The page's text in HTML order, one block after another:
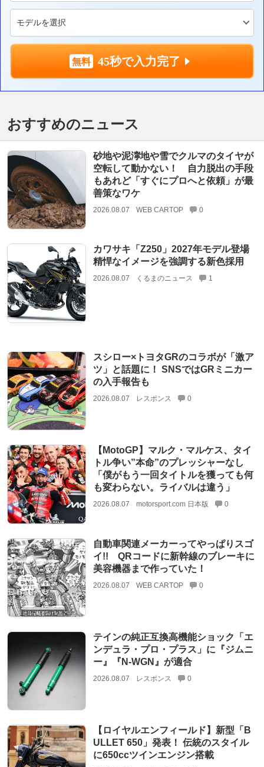
45秒で入力完了
おすすめのニュース
砂地や泥濘地や雪でクルマのタイヤが
空転して動かない！ 自力脱出の手段
もあれど「すぐにプロへと依頼」が最
善策なワケ
2026.08.07 WEB CARTOP 0
カワサキ「Z250」2027年モデル登場
精悍なイメージを強調する新色採用
2026.08.07 くるまのニュース 1
スシロー×トヨタGRのコラボが「激ア
ツ」と話題に！ SNSではGRミニカー
の入手報告も
2026.08.07 レスポンス 0
【MotoGP】マルク・マルケス、タイ
トル争い”本命”のプレッシャーなし
「僕がもう一回タイトルを獲っても何
も変わらない。ライバルは違う」
2026.08.07 motorsport.com 日本版 0
自動車関連メーカーってやっぱりスゴ
イ!! QRコードに新幹線のブレーキに
美容機器まで作っていた！
2026.08.07 WEB CARTOP 0
テインの純正互換高機能ショック「エ
ンデュラ・プロ・プラス」に『ジムニ
ー』『N-WGN』が適合
2026.08.07 レスポンス 0
【ロイヤルエンフィールド】新型「B
ULLET 650」発表！ 伝統のスタイル
に650ccツインエンジン搭載